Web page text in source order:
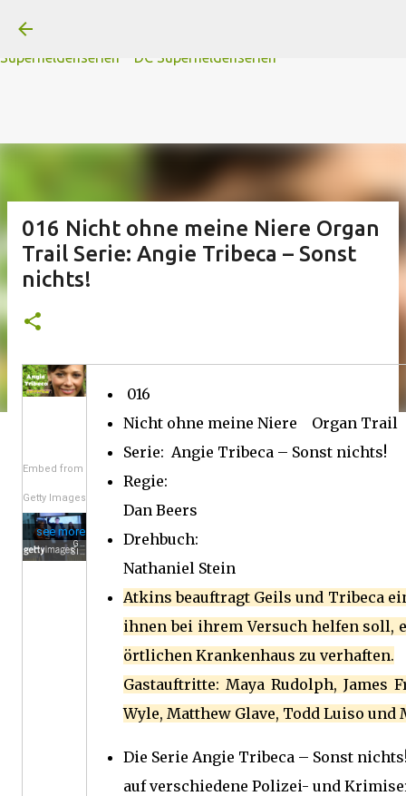
N
Superheldenserien
DC Superheldenserien
016 Nicht ohne meine Niere Organ
Trail Serie: Angie Tribeca – Sonst
nichts!
Embed from
Getty Images
016
Nicht ohne meine Niere Organ Trail
Serie: Angie Tribeca – Sonst nichts!
Regie:
Dan Beers
Drehbuch:
Nathaniel Stein
Atkins beauftragt Geils und Tribeca
ihnen bei ihrem Versuch helfen soll,
örtlichen Krankenhaus zu verhaften.
Gastauftritte: Maya Rudolph, James
Wyle, Matthew Glave, Todd Luiso und
Die Serie Angie Tribeca – Sonst
auf verschiedene Polizei- und